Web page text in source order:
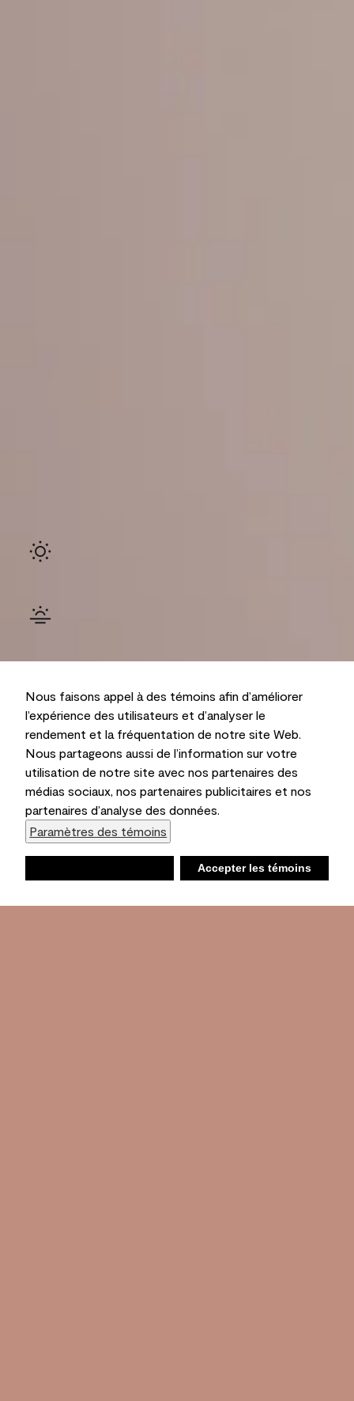
Nous faisons appel à des témoins afin d’améliorer
l’expérience des utilisateurs et d’analyser le
rendement et la fréquentation de notre site Web.
Nous partageons aussi de l’information sur votre
utilisation de notre site avec nos partenaires des
médias sociaux, nos partenaires publicitaires et nos
partenaires d’analyse des données.
Paramètres des témoins
Accepter les témoins
Liste d’achats